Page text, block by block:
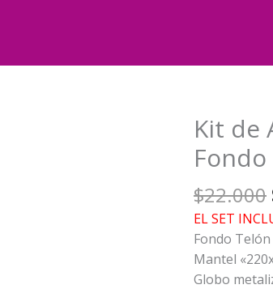
Kit de
$22.000
EL SET
Fondo Telón
Mantel
Globo